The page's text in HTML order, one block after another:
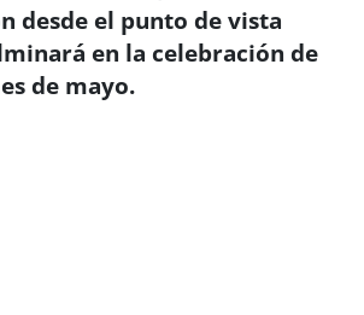
desde el punto de vista
en la celebración de
de mayo.